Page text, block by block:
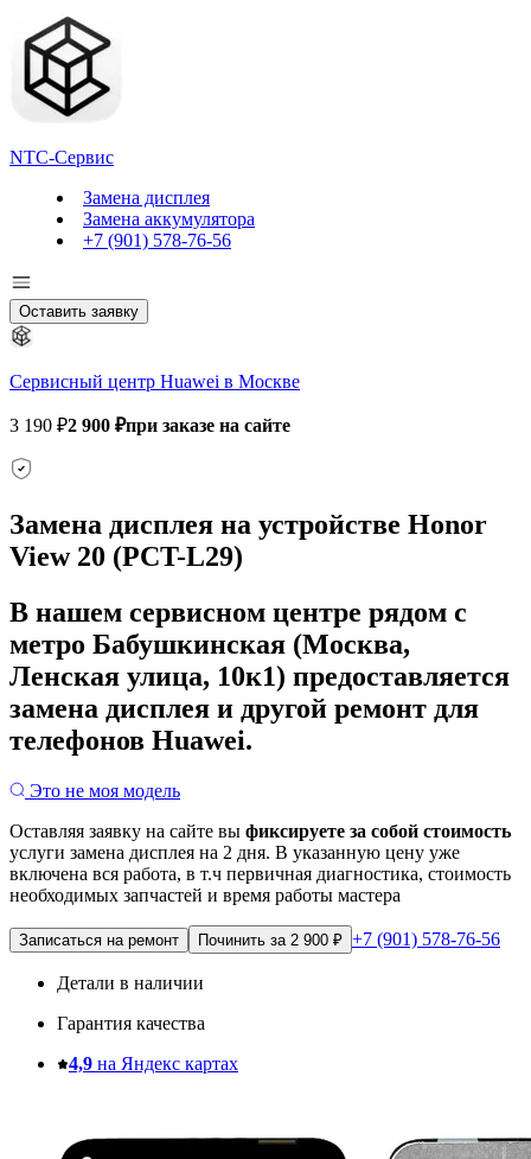
NTC-Сервис
Замена дисплея
Замена аккумулятора
+7 (901) 578-76-56
Оставить заявку
Сервисный центр Huawei в Москве
3 190 ₽2 900 ₽при заказе на сайте
Замена дисплея на устройстве Honor
View 20 (PCT-L29)
В нашем сервисном центре рядом с
метро Бабушкинская (Москва,
Ленская улица, 10к1) предоставляется
замена дисплея и другой ремонт для
телефонов Huawei.
Это не моя модель
Оставляя заявку на сайте вы фиксируете за собой стоимость
услуги замена дисплея на 2 дня. В указанную цену уже
включена вся работа, в т.ч первичная диагностика, стоимость
необходимых запчастей и время работы мастера
Записаться на ремонт Починить за 2 900 ₽ +7 (901) 578-76-56
Детали в наличии
Гарантия качества
4,9 на Яндекс картах